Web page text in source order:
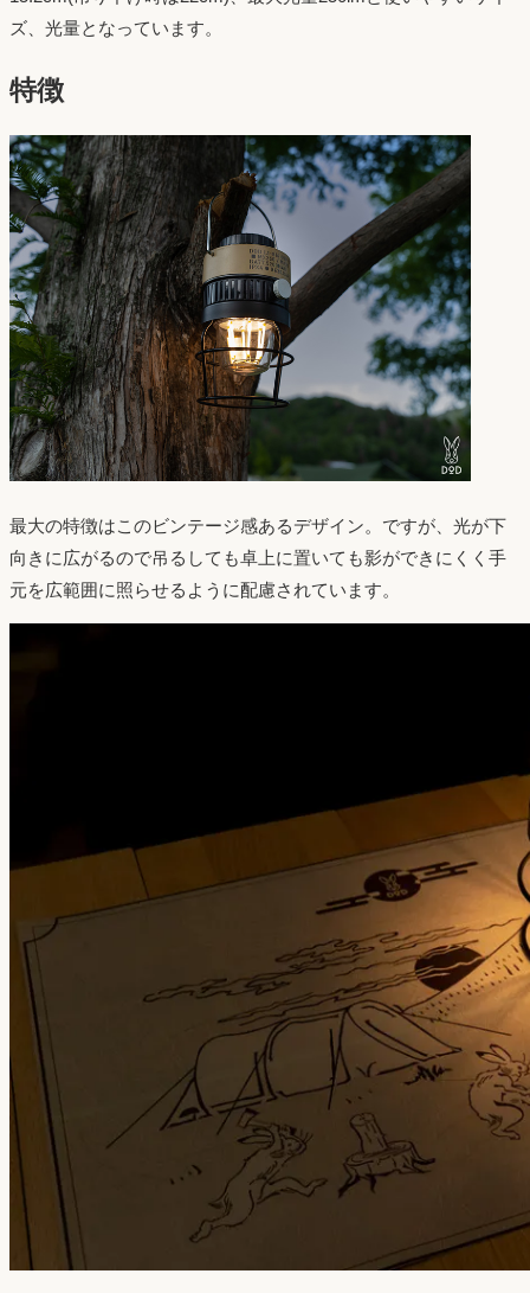
ズ、光量となっています。
特徴
最大の特徴はこのビンテージ感あるデザイン。ですが、光が下
向きに広がるので吊るしても卓上に置いても影ができにくく手
元を広範囲に照らせるように配慮されています。